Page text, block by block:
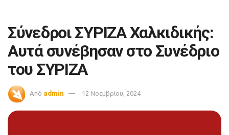
Σύνεδροι ΣΥΡΙΖΑ Χαλκιδικής:
Αυτά συνέβησαν στο Συνέδριο
του ΣΥΡΙΖΑ
Από admin 12 Νοεμβρίου, 2024